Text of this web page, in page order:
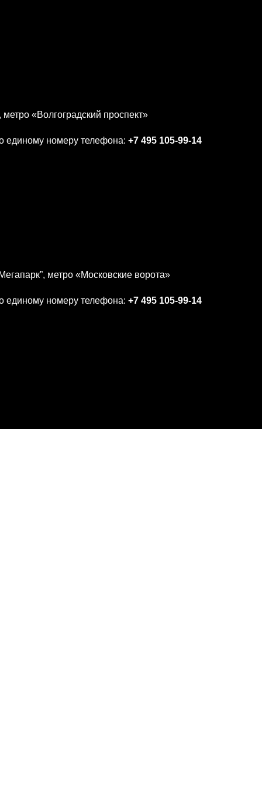
метро «Волгоградский проспект»
единому номеру телефона: +7 495 105-99-14
метро «Московские ворота»
единому номеру телефона: +7 495 105-99-14